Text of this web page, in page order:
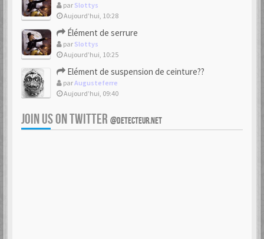
par Slottys
Aujourd’hui, 10:28
Élément de serrure
par Slottys
Aujourd’hui, 10:25
Elément de suspension de ceinture??
parAugusteferre
Aujourd’hui, 09:40
JOIN US ON TWITTER @DETECTEUR.NET